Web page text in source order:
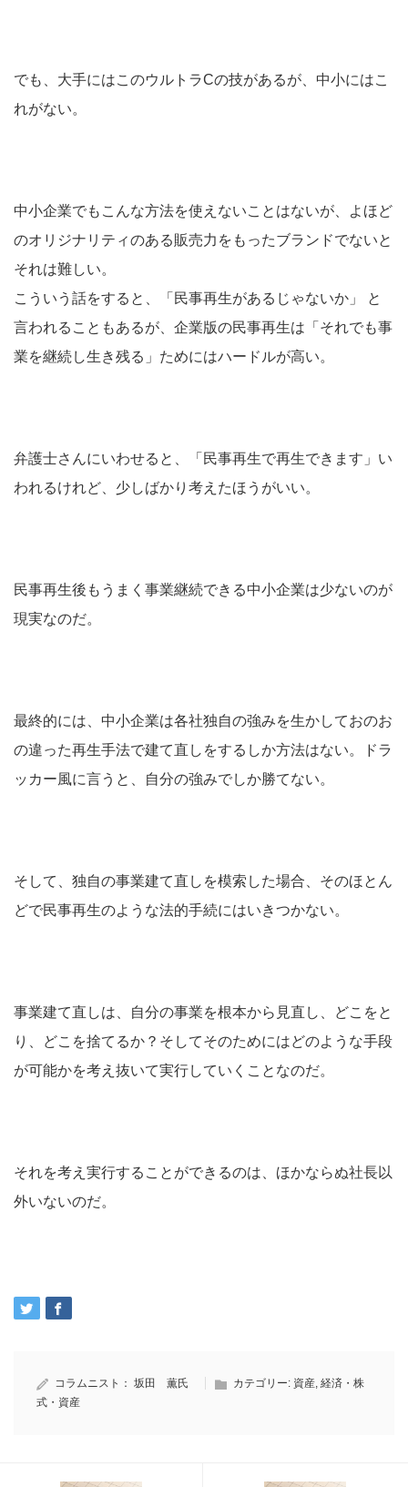
でも、大手にはこのウルトラCの技があるが、中小にはこ
れがない。
中小企業でもこんな方法を使えないことはないが、よほど
のオリジナリティのある販売力をもったブランドでないと
それは難しい。
こういう話をすると、「民事再生があるじゃないか」 と
言われることもあるが、企業版の民事再生は「それでも事
業を継続し生き残る」ためにはハードルが高い。
弁護士さんにいわせると、「民事再生で再生できます」い
われるけれど、少しばかり考えたほうがいい。
民事再生後もうまく事業継続できる中小企業は少ないのが
現実なのだ。
最終的には、中小企業は各社独自の強みを生かしておのお
の違った再生手法で建て直しをするしか方法はない。ドラ
ッカー風に言うと、自分の強みでしか勝てない。
そして、独自の事業建て直しを模索した場合、そのほとん
どで民事再生のような法的手続にはいきつかない。
事業建て直しは、自分の事業を根本から見直し、どこをと
り、どこを捨てるか？そしてそのためにはどのような手段
が可能かを考え抜いて実行していくことなのだ。
それを考え実行することができるのは、ほかならぬ社長以
外いないのだ。
コラムニスト： 坂田 薫氏 カテゴリー: 資産, 経済・株
式・資産